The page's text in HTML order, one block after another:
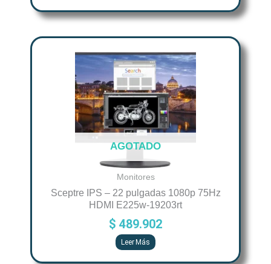
AGOTADO
Monitores
Sceptre IPS – 22 pulgadas 1080p 75Hz
HDMI E225w-19203rt
$ 489.902
Leer Más